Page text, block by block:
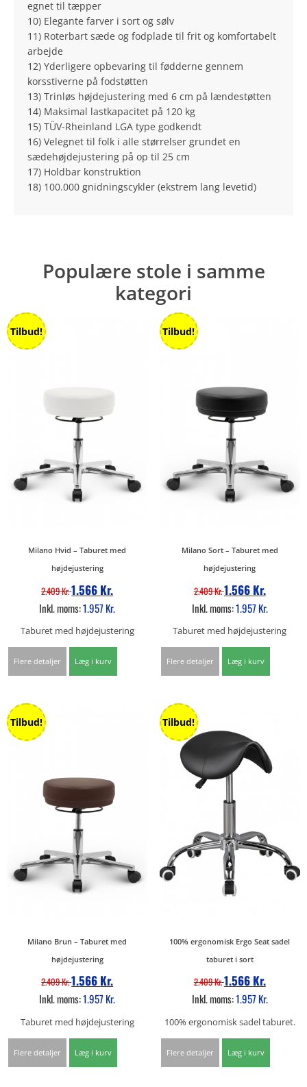
egnet til tæpper
10) Elegante farver i sort og sølv
11) Roterbart sæde og fodplade til frit og komfortabelt
arbejde
12) Yderligere opbevaring til fødderne gennem
korsstiverne på fodstøtten
13) Trinløs højdejustering med 6 cm på lændestøtten
14) Maksimal lastkapacitet på 120 kg
15) TÜV-Rheinland LGA type godkendt
16) Velegnet til folk i alle størrelser grundet en
sædehøjdejustering på op til 25 cm
17) Holdbar konstruktion
18) 100.000 gnidningscykler (ekstrem lang levetid)
Populære stole i samme
kategori
Tilbud!
Milano Hvid – Taburet med
højdejustering
2.409Kr.1.566 Kr.
Inkl. moms:1.957Kr.
Taburet med højdejustering
Flere detaljer Læg i kurv
Tilbud!
Milano Sort – Taburet med
højdejustering
2.409Kr.1.566 Kr.
Inkl. moms:1.957Kr.
Taburet med højdejustering
Flere detaljer Læg i kurv
Tilbud!
Milano Brun – Taburet med
højdejustering
2.409Kr.1.566 Kr.
Inkl. moms:1.957Kr.
Taburet med højdejustering
Flere detaljer Læg i kurv
Tilbud!
100% ergonomisk Ergo Seat sadel
taburet i sort
2.409Kr.1.566 Kr.
Inkl. moms:1.957Kr.
100% ergonomisk sadel taburet.
Flere detaljer Læg i kurv